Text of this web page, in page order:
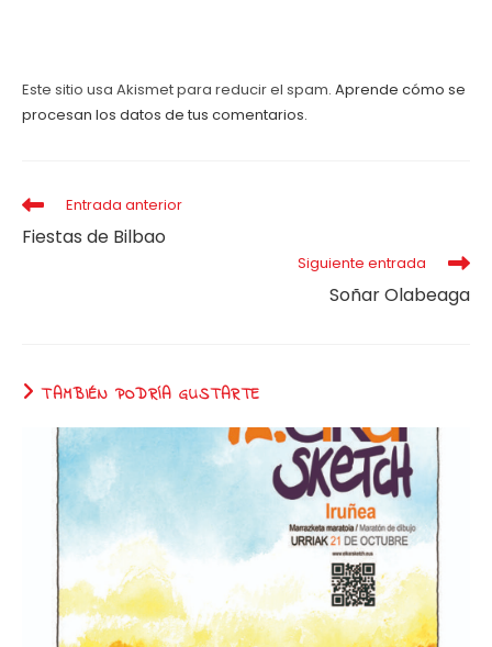
Este sitio usa Akismet para reducir el spam. Aprende cómo se
procesan los datos de tus comentarios.
Leer
artículos
Entrada anterior
Fiestas de Bilbao
Siguiente entrada
Soñar Olabeaga
TAMBIÉN PODRÍA GUSTARTE